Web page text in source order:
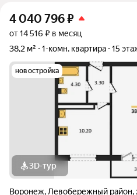
4 040 796₽
от 14 516 ₽ в месяц
38,2 м²
1-комн. квартира 15
новостройка
3D-тур
Воронеж, Левобережный район,